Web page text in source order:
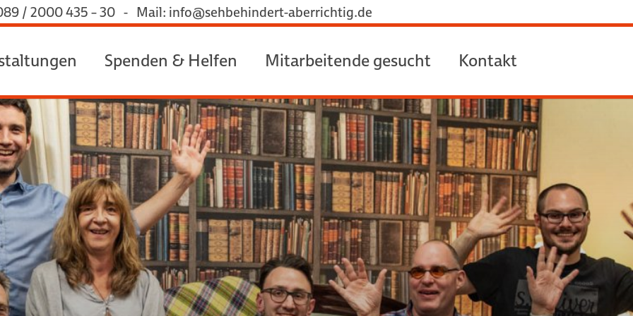
/ 2000 435 – 30 - Mail: info@sehbehindert-aberrichtig.de
Spenden & Helfen Mitarbeitende gesucht Kontakt